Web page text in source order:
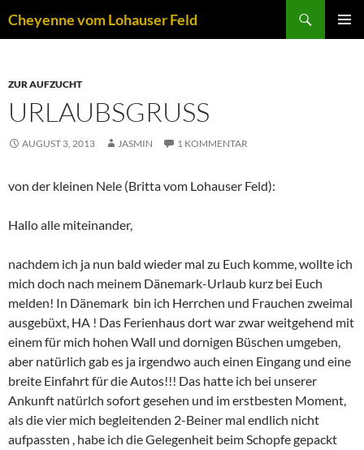
Inhalt
Cheyenne vom Lohauser Feld
ZUR AUFZUCHT
URLAUBSGRUSS
AUGUST 3, 2013 JASMIN 1 KOMMENTAR
von der kleinen Nele (Britta vom Lohauser Feld):
Hallo alle miteinander,
nachdem ich ja nun bald wieder mal zu Euch komme, wollte ich
mich doch nach meinem Dänemark-Urlaub kurz bei Euch
melden! In Dänemark bin ich Herrchen und Frauchen zweimal
ausgebüxt, HA ! Das Ferienhaus dort war zwar weitgehend mit
einem für mich hohen Wall und dornigen Büschen umgeben,
aber natürlich gab es ja irgendwo auch einen Eingang und eine
breite Einfahrt für die Autos!!! Das hatte ich bei unserer
Ankunft natürlch sofort gesehen und im erstbesten Moment,
als die vier mich begleitenden 2-Beiner mal endlich nicht
aufpassten , habe ich die Gelegenheit beim Schopfe gepackt